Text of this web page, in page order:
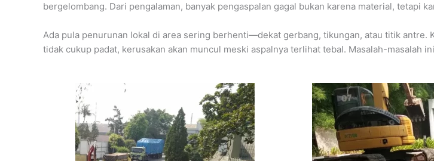
bergelombang. Dari pengalaman, banyak pengaspalan gagal bukan karena material, tetapi
Ada pula penurunan lokal di area sering berhenti—dekat gerbang, tikungan, atau titik
tidak cukup padat, kerusakan akan muncul meski aspalnya terlihat tebal. Masalah-masalah